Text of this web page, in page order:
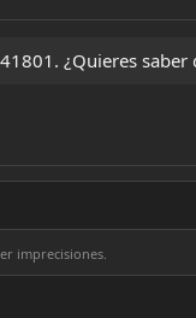
¿Quieres
imprecisiones.